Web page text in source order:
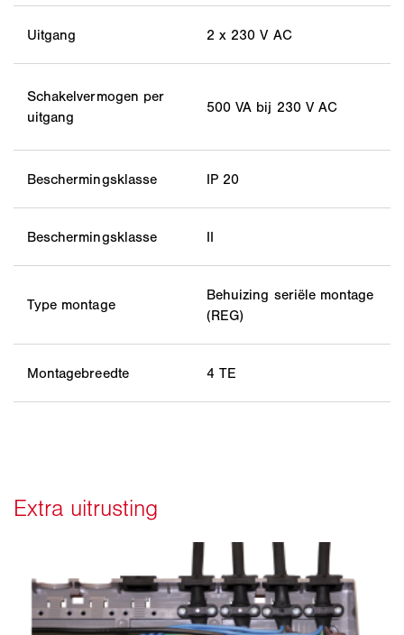
Uitgang 2 x 230 V AC
Schakelvermogen per
uitgang
500 VA bij 230 V AC
Beschermingsklasse IP 20
Beschermingsklasse II
Type montage
Behuizing seriële montage
(REG)
Montagebreedte 4 TE